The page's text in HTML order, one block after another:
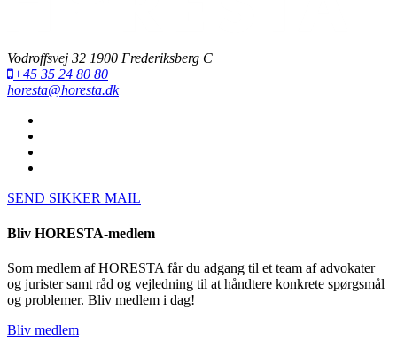
Vodroffsvej 32 1900 Frederiksberg C
+45 35 24 80 80
horesta@horesta.dk
SEND SIKKER MAIL
Bliv HORESTA-medlem
Som medlem af HORESTA får du adgang til et team af advokater
og jurister samt råd og vejledning til at håndtere konkrete spørgsmål
og problemer. Bliv medlem i dag!
Bliv medlem